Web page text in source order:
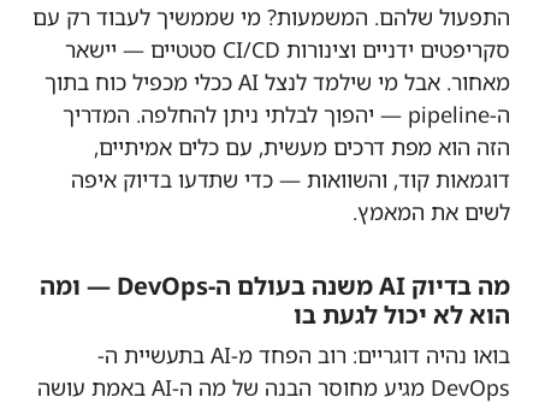
התפעול שלהם. המשמעות? מי שממשיך לעבוד רק עם
סקריפטים ידניים וצינורות CI/CD סטטיים — יישאר
מאחור. אבל מי שילמד לנצל AI ככלי מכפיל כוח בתוך
ה-pipeline — יהפוך לבלתי ניתן להחלפה. המדריך
הזה הוא מפת דרכים מעשית, עם כלים אמיתיים,
דוגמאות קוד, והשוואות — כדי שתדעו בדיוק איפה
לשים את המאמץ.
מה בדיוק AI משנה בעולם ה-DevOps — ומה
הוא לא יכול לגעת בו
בואו נהיה דוגריים: רוב הפחד מ-AI בתעשיית ה-
DevOps מגיע מחוסר הבנה של מה ה-AI באמת עושה